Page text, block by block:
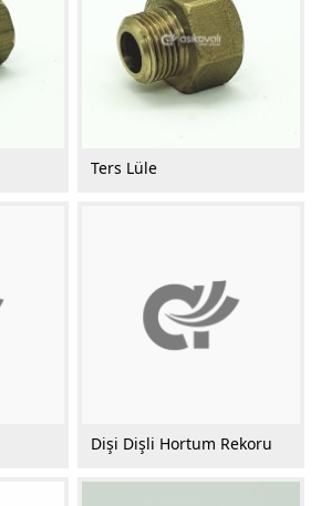
Ters Lüle
Dişi Dişli Hortum Rekoru